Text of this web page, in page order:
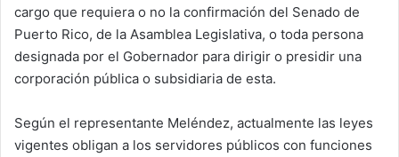
cargo que requiera o no la confirmación del Senado de
Puerto Rico, de la Asamblea Legislativa, o toda persona
designada por el Gobernador para dirigir o presidir una
corporación pública o subsidiaria de esta.
Según el representante Meléndez, actualmente las leyes
vigentes obligan a los servidores públicos con funciones